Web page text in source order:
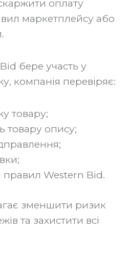
оплату
маркетплейсу або
бере участь у
компанія перевіряє:
товару;
товару опису;
Western Bid.
зменшити ризик
та захистити всі